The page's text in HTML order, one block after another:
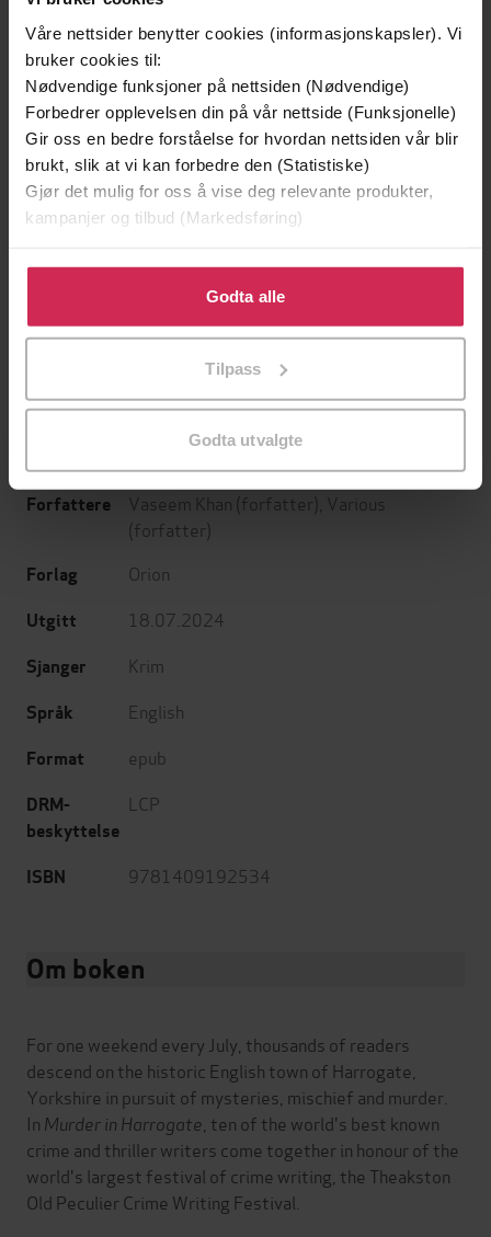
Våre nettsider benytter cookies (informasjonskapsler). Vi
bruker cookies til:
Nødvendige funksjoner på nettsiden (Nødvendige)
Forbedrer opplevelsen din på vår nettside (Funksjonelle)
Gir oss en bedre forståelse for hvordan nettsiden vår blir
brukt, slik at vi kan forbedre den (Statistiske)
Gjør det mulig for oss å vise deg relevante produkter,
kampanjer og tilbud (Markedsføring)
Klikk på «Godta alle» for å gi oss ditt samtykke til å
bruke cookies for alle disse formålene. Du kan også
tilpasse ditt samtykke til spesifikke formål ved å klikke
Godta alle
Tilpass
Godta utvalgte
199,-
Minnesota
Utskudd
Stories inspired by the Theakston Old
Forfattere Vaseem Khan (forfatter), Various
(forfatter)
Forlag Orion
Utgitt 18.07.2024
Sjanger Krim
Språk English
Format epub
DRM-
beskyttelse
LCP
ISBN 9781409192534
Om boken
For one weekend every July, thousands of readers
descend on the historic English town of Harrogate,
Yorkshire in pursuit of mysteries, mischief and murder.
In Murder in Harrogate , ten of the world's best known
crime and thriller writers come together in honour of the
world's largest festival of crime writing, the Theakston
Old Peculier Crime Writing Festival.